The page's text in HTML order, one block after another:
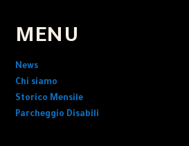
MENU
News
Chi siamo
Storico Mensile
Parcheggio Disabili